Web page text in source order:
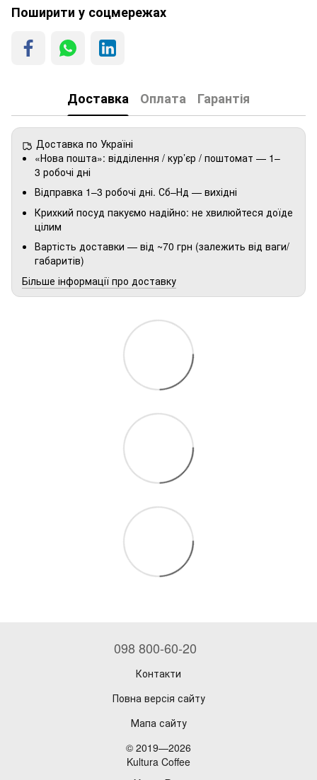
Поширити у соцмережах
Доставка Оплата Гарантія
Доставка по Україні
«Нова пошта»: відділення / кур’єр / поштомат — 1–
3 робочі дні
Відправка 1–3 робочі дні. Сб–Нд — вихідні
Крихкий посуд пакуємо надійно: не хвилюйтеся доїде
цілим
Вартість доставки — від ~70 грн (залежить від ваги/
габаритів)
Більше інформації про доставку
098 800-60-20
Контакти
Повна версія сайту
Мапа сайту
© 2019—2026
Kultura Coffee